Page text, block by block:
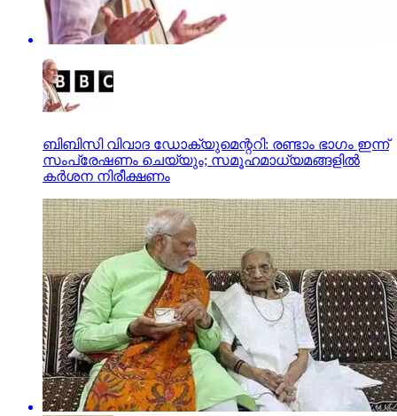
ബിബിസി വിവാദ ഡോക്യുമെന്ററി: രണ്ടാം ഭാഗം ഇന്ന്
സംപ്രേഷണം ചെയ്യും; സമൂഹമാധ്യമങ്ങളില്‍
കര്‍ശന നിരീക്ഷണം